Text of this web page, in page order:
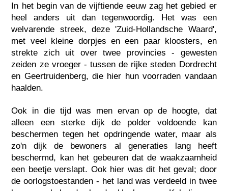
In het begin van de vijftiende eeuw zag het gebied er
heel anders uit dan tegenwoordig. Het was een
welvarende streek, deze 'Zuid-Hollandsche Waard',
met veel kleine dorpjes en een paar kloosters, en
strekte zich uit over twee provincies - gewesten
zeiden ze vroeger - tussen de rijke steden Dordrecht
en Geertruidenberg, die hier hun voorraden vandaan
haalden.
Ook in die tijd was men ervan op de hoogte, dat
alleen een sterke dijk de polder voldoende kan
beschermen tegen het opdringende water, maar als
zo'n dijk de bewoners al generaties lang heeft
beschermd, kan het gebeuren dat de waakzaamheid
een beetje verslapt. Ook hier was dit het geval; door
de oorlogstoestanden - het land was verdeeld in twee